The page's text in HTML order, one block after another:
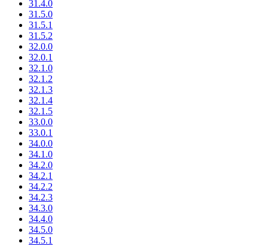
31.4.0
31.5.0
31.5.1
31.5.2
32.0.0
32.0.1
32.1.0
32.1.2
32.1.3
32.1.4
32.1.5
33.0.0
33.0.1
34.0.0
34.1.0
34.2.0
34.2.1
34.2.2
34.2.3
34.3.0
34.4.0
34.5.0
34.5.1